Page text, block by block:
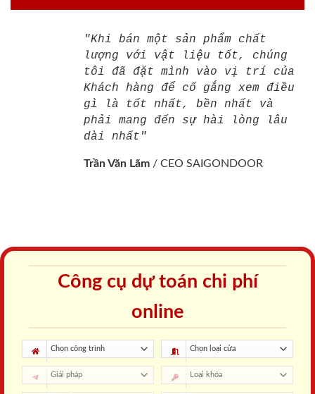
"Khi bán một sản phẩm chất
lượng với vật liệu tốt, chúng
tôi đã đặt mình vào vị trí của
Khách hàng để cố gắng xem điều
gì là tốt nhất, bền nhất và
phải mang đến sự hài lòng lâu
dài nhất"
Trần Văn Lãm / CEO SAIGONDOOR
Công cụ dự toán chi phí
online